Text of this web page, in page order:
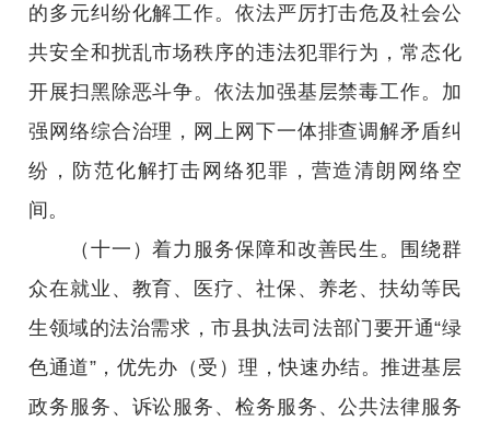
的多元纠纷化解工作。依法严厉打击危及社会公
共安全和扰乱市场秩序的违法犯罪行为，常态化
开展扫黑除恶斗争。依法加强基层禁毒工作。加
强网络综合治理，网上网下一体排查调解矛盾纠
纷，防范化解打击网络犯罪，营造清朗网络空
间。
（十一）着力服务保障和改善民生。围绕群
众在就业、教育、医疗、社保、养老、扶幼等民
生领域的法治需求，市县执法司法部门要开通“绿
色通道”，优先办（受）理，快速办结。推进基层
政务服务、诉讼服务、检务服务、公共法律服务